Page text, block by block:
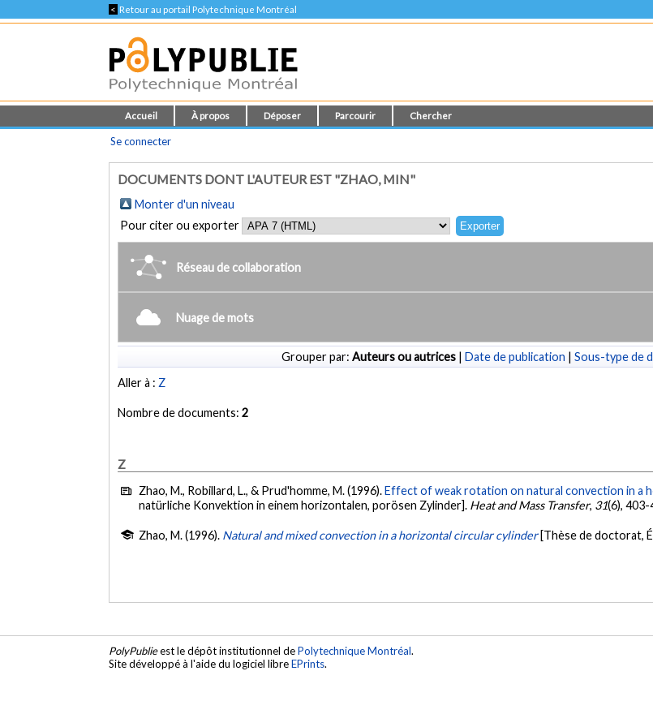
< Retour au portail Polytechnique Montréal
Accueil À propos Déposer Parcourir Chercher
Se connecter
DOCUMENTS DONT L'AUTEUR EST "ZHAO, MIN"
Monter d'un niveau
Pour citer ou exporter
Réseau de collaboration
Nuage de mots
Grouper par: Auteurs ou autrices | Date de publication | Sous-type de
Aller à : Z
Nombre de documents:2
Z
Zhao, M., Robillard, L., & Prud'homme, M. (1996).Effect of weak rotation on natural convection in a
natürliche Konvektion in einem horizontalen, porösen Zylinder]. Heat and Mass Transfer, 31(6), 403-
Zhao, M. (1996). Natural and mixed convection in a horizontal circular cylinder [Thèse de doctorat,
PolyPublieest le dépôt institutionnel dePolytechnique Montréal.
Site développé à l'aide du logiciel libreEPrints.